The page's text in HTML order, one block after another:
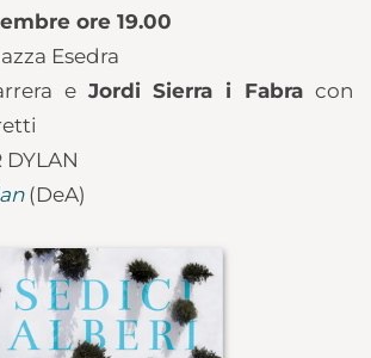
ore 19.00
Esedra
e Jordi Sierra i Fabra con
DYLAN
(DeA)